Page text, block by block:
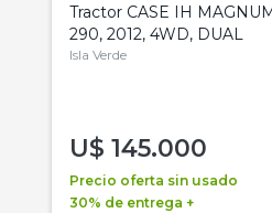
Tractor CASE IH
290, 2012, 4WD, DUAL
Isla Verde
U$ 145.000
Precio oferta sin usado
30% de entrega +